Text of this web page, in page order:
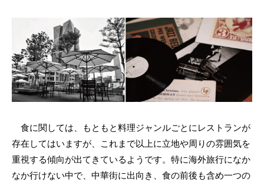
食に関しては、もともと料理ジャンルごとにレストランが
存在してはいますが、これまで以上に立地や周りの雰囲気を
重視する傾向が出てきているようです。特に海外旅行になか
なか行けない中で、中華街に出向き、食の前後も含め一つの